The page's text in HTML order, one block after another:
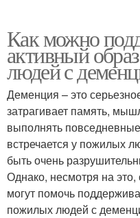
Как можно
активный
людей с
Деменция – это
затрагивает память,
выполнять
встречается у пожилых
быть очень
Однако, несмотря на
могут помочь
пожилых людей с